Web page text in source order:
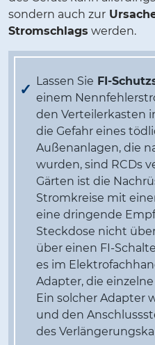
sondern auch zur
Stromschlags werden.
Lassen Sie FI-
einem
den Verteilerkasten
die Gefahr eines
Außenanlagen, die
wurden, sind RCDs
Gärten ist die
Stromkreise mit
eine dringende
Steckdose nicht
über einen FI-
es im
Adapter, die
Ein solcher Adapter
und den
des